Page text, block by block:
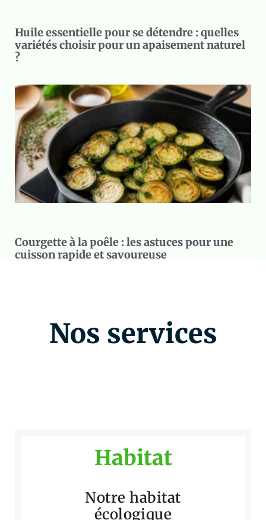
Huile essentielle pour se détendre : quelles
variétés choisir pour un apaisement naturel
?
Courgette à la poêle : les astuces pour une
cuisson rapide et savoureuse
Nos services
Habitat
Notre habitat
écologique